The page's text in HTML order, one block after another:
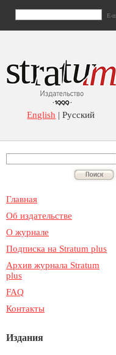
E-
English | Русский
Главная
Об издательстве
О журнале
Подписка на Stratum plus
Архив журнала Stratum
plus
FAQ
Контакты
Издания